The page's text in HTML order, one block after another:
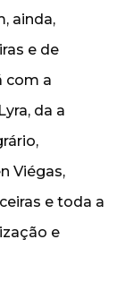
ainda,
e de
com a
da a
Viégas,
e toda a
e